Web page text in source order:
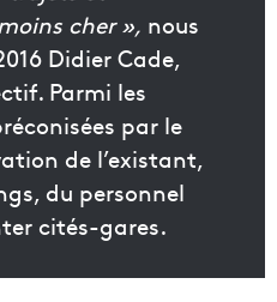
cher », nous
Didier Cade,
Parmi les
par le
de l’existant,
du personnel
cités-gares.